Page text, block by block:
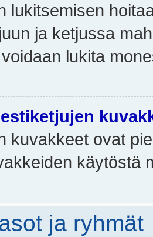
lukitsemisen
ja ketjussa
lukita
kuvakkeet ovat
käytöstä
ja ryhmät